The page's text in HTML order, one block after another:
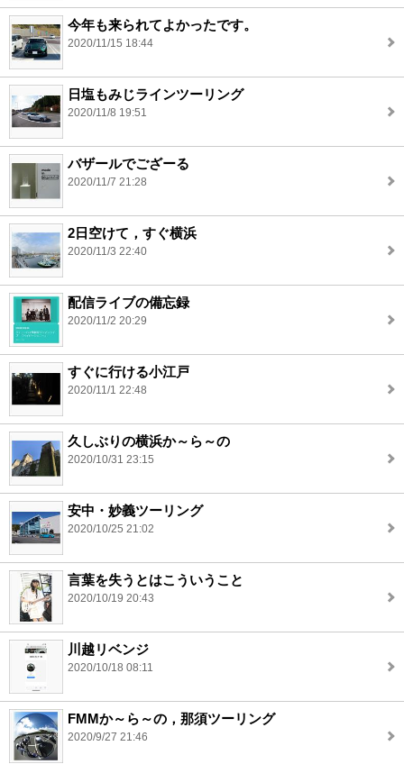
今年も来られてよかったです。
2020/11/15 18:44
日塩もみじラインツーリング
2020/11/8 19:51
バザールでござーる
2020/11/7 21:28
2日空けて，すぐ横浜
2020/11/3 22:40
配信ライブの備忘録
2020/11/2 20:29
すぐに行ける小江戸
2020/11/1 22:48
久しぶりの横浜か～ら～の
2020/10/31 23:15
安中・妙義ツーリング
2020/10/25 21:02
言葉を失うとはこういうこと
2020/10/19 20:43
川越リベンジ
2020/10/18 08:11
FMMか～ら～の，那須ツーリング
2020/9/27 21:46